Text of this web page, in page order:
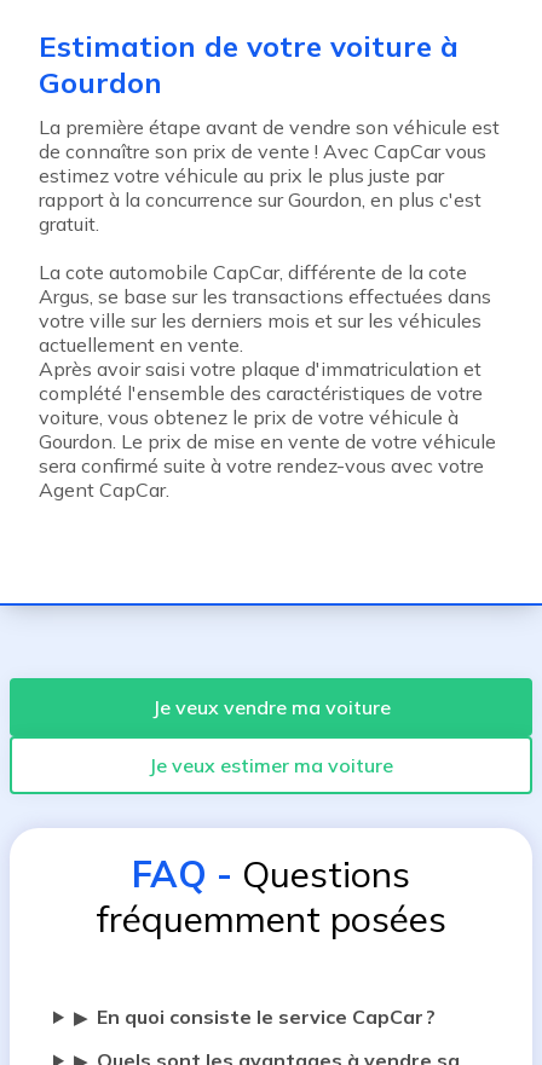
Estimation de votre voiture à
Gourdon
La première étape avant de vendre son véhicule est
de connaître son prix de vente ! Avec CapCar vous
estimez votre véhicule au prix le plus juste par
rapport à la concurrence sur Gourdon, en plus c'est
gratuit.
La cote automobile CapCar, différente de la cote
Argus, se base sur les transactions effectuées dans
votre ville sur les derniers mois et sur les véhicules
actuellement en vente.
Après avoir saisi votre plaque d'immatriculation et
complété l'ensemble des caractéristiques de votre
voiture, vous obtenez le prix de votre véhicule à
Gourdon. Le prix de mise en vente de votre véhicule
sera confirmé suite à votre rendez-vous avec votre
Agent CapCar.
Je veux vendre ma voiture
Je veux estimer ma voiture
FAQ - Questions
fréquemment posées
▶ En quoi consiste le service CapCar ?
Quels sont les avantages à vendre sa